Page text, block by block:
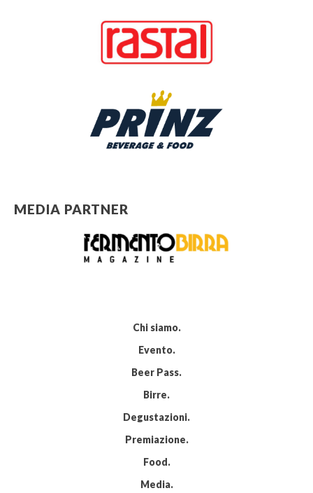
MEDIA PARTNER
Chi siamo
Evento
Beer Pass
Birre
Degustazioni
Premiazione
Food
Media